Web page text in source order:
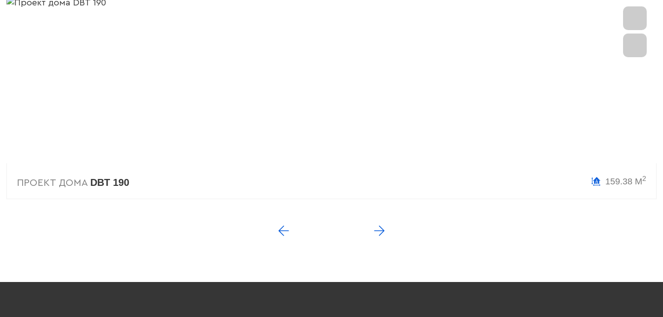
ПРОЕКТ ДОМА DBT 190 159.38 М2